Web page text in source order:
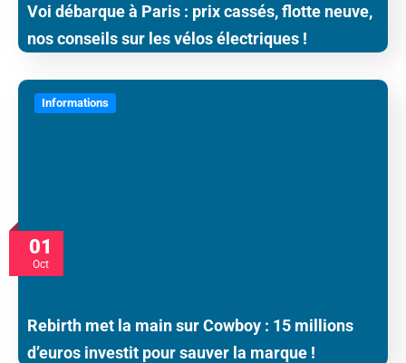
Voi débarque à Paris : prix cassés, flotte neuve,
nos conseils sur les vélos électriques !
01
Oct
Informations
Rebirth met la main sur Cowboy : 15 millions
d’euros investit pour sauver la marque !